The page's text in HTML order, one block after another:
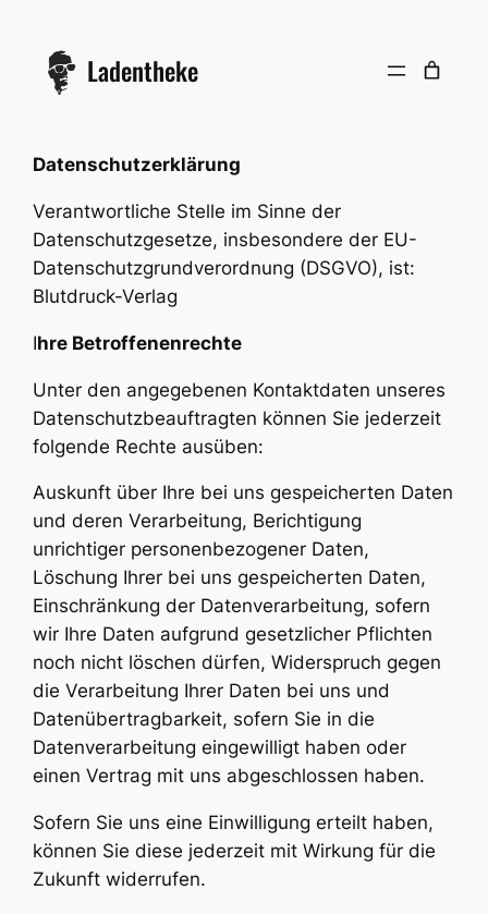
Inhalt
springen
Ladentheke
Datenschutzerklärung
Verantwortliche Stelle im Sinne der
Datenschutzgesetze, insbesondere der EU-
Datenschutzgrundverordnung (DSGVO), ist:
Blutdruck-Verlag
Ihre Betroffenenrechte
Unter den angegebenen Kontaktdaten unseres
Datenschutzbeauftragten können Sie jederzeit
folgende Rechte ausüben:
Auskunft über Ihre bei uns gespeicherten Daten
und deren Verarbeitung, Berichtigung
unrichtiger personenbezogener Daten,
Löschung Ihrer bei uns gespeicherten Daten,
Einschränkung der Datenverarbeitung, sofern
wir Ihre Daten aufgrund gesetzlicher Pflichten
noch nicht löschen dürfen, Widerspruch gegen
die Verarbeitung Ihrer Daten bei uns und
Datenübertragbarkeit, sofern Sie in die
Datenverarbeitung eingewilligt haben oder
einen Vertrag mit uns abgeschlossen haben.
Sofern Sie uns eine Einwilligung erteilt haben,
können Sie diese jederzeit mit Wirkung für die
Zukunft widerrufen.